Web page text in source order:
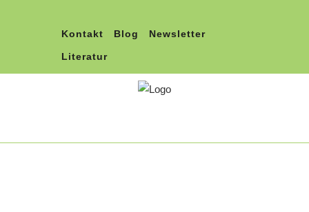
Kontakt Blog Newsletter
Literatur